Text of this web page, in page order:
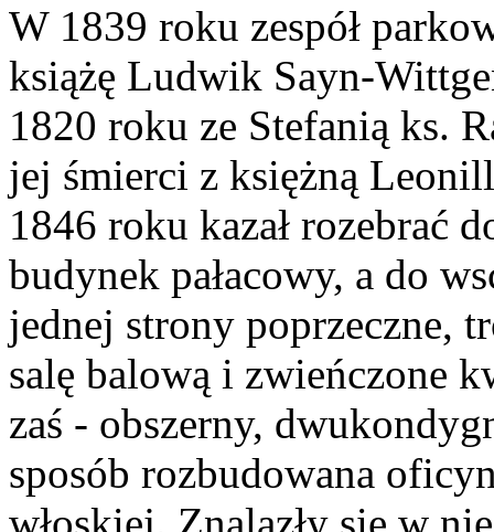
W 1839 roku zespół
książę Ludwik Sayn-
1820 roku ze Stefanią ks.
jej śmierci z księżną
1846 roku kazał rozebrać
budynek pałacowy, a do
jednej strony poprzeczne,
salę balową i zwieńczone
zaś - obszerny,
sposób rozbudowana
włoskiej. Znalazły się w